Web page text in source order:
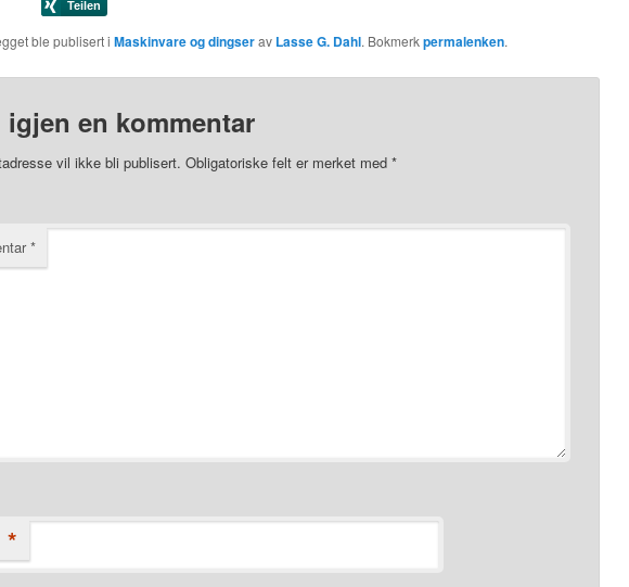
ble publisert i Maskinvare og dingserav Lasse G. Dahl. Bokmerkpermalenken.
igjen en kommentar
vil ikke bli publisert. Obligatoriske felt er merket med *
*
*